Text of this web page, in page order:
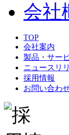
会社
TOP
会社案内
製品・サー
ニュースリ
採用情報
お問い合わ